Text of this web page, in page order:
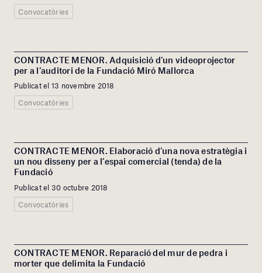
Convocatòries
CONTRACTE MENOR. Adquisició d’un videoprojector
per a l’auditori de la Fundació Miró Mallorca
Publicat el 13 novembre 2018
Convocatòries
CONTRACTE MENOR. Elaboració d’una nova estratègia i
un nou disseny per a l’espai comercial (tenda) de la
Fundació
Publicat el 30 octubre 2018
Convocatòries
CONTRACTE MENOR. Reparació del mur de pedra i
morter que delimita la Fundació